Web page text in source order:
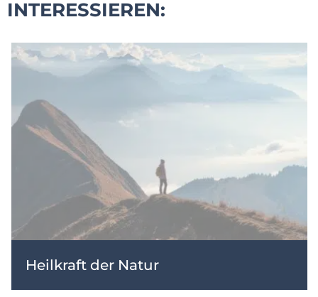
INTERESSIEREN:
Heilkraft der Natur